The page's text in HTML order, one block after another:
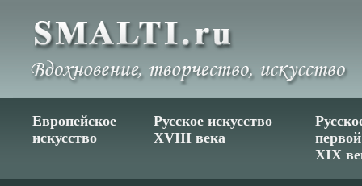
Европейское
искусство
Русское искусство
XVIII века
XIX